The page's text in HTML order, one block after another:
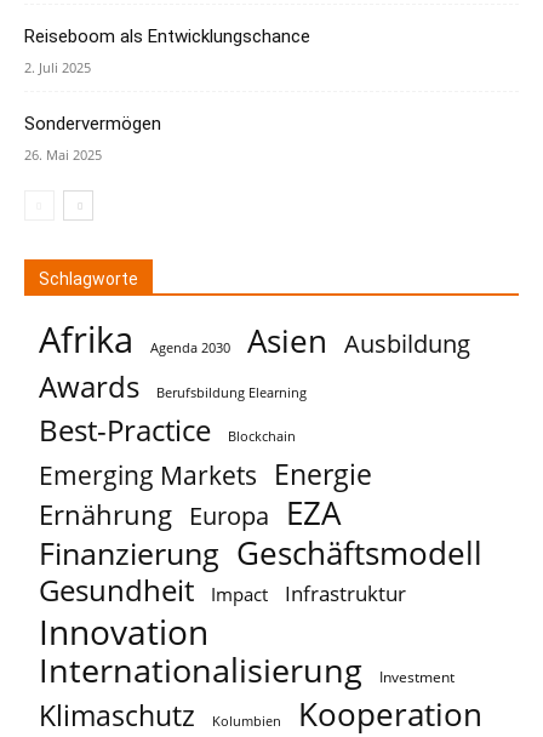
Reiseboom als Entwicklungschance
2. Juli 2025
Sondervermögen
26. Mai 2025
Schlagworte
Afrika Agenda 2030 Asien Ausbildung
Awards Berufsbildung Elearning
Best-Practice Blockchain
Emerging Markets Energie
Ernährung Europa EZA
Finanzierung Geschäftsmodell
Gesundheit Impact Infrastruktur
Innovation
Internationalisierung Investment
Klimaschutz Kolumbien Kooperation